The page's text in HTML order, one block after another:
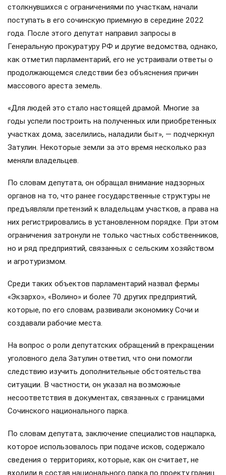
столкнувшихся с ограничениями по участкам, начали
поступать в его сочинскую приемную в середине 2022
года. После этого депутат направил запросы в
Генеральную прокуратуру РФ и другие ведомства, однако,
как отметил парламентарий, его не устраивали ответы о
продолжающемся следствии без объяснения причин
массового ареста земель.
«Для людей это стало настоящей драмой. Многие за
годы успели построить на полученных или приобретенных
участках дома, заселились, наладили быт», — подчеркнул
Затулин. Некоторые земли за это время несколько раз
меняли владельцев.
По словам депутата, он обращал внимание надзорных
органов на то, что ранее государственные структуры не
предъявляли претензий к владельцам участков, а права на
них регистрировались в установленном порядке. При этом
ограничения затронули не только частных собственников,
но и ряд предприятий, связанных с сельским хозяйством
и агротуризмом.
Среди таких объектов парламентарий назвал фермы
«Экзархо», «Волино» и более 70 других предприятий,
которые, по его словам, развивали экономику Сочи и
создавали рабочие места.
На вопрос о роли депутатских обращений в прекращении
уголовного дела Затулин ответил, что они помогли
следствию изучить дополнительные обстоятельства
ситуации. В частности, он указал на возможные
несоответствия в документах, связанных с границами
Сочинского национального парка.
По словам депутата, заключение специалистов нацпарка,
которое использовалось при подаче исков, содержало
сведения о территориях, которые, как он считает, не
входили в состав национального парка по проекту границ